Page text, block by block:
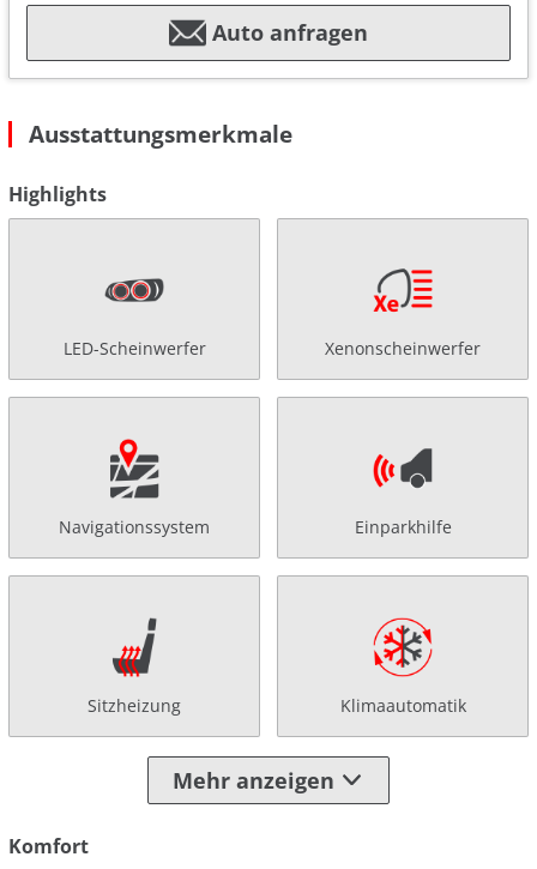
Auto anfragen
Ausstattungsmerkmale
Highlights
LED-Scheinwerfer Xenonscheinwerfer
Navigationssystem Einparkhilfe
Sitzheizung Klimaautomatik
Mehr anzeigen
Komfort